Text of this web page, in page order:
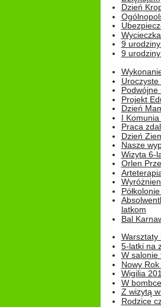
Dzień
9
9
Podwójne
Projekt
Dzień
I
Praca
Dzień
Nasze
Wizyta 6-
Orlen
latkom
Bal
Warsztaty
5-latki na
W salonie
Nowy
Wigilia
W bombce
Z wizytą
Rodzice